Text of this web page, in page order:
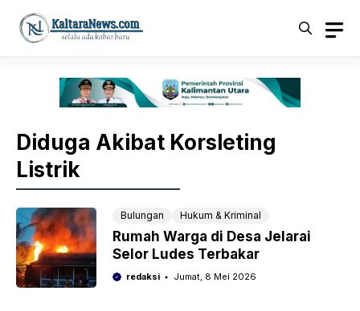
Langsung
Diduga Akibat Korsleting
Listrik
Bulungan Hukum & Kriminal
Rumah Warga di Desa Jelarai
Selor Ludes Terbakar
redaksi Jumat, 8 Mei 2026